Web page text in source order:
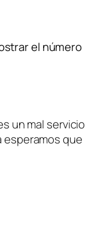
el número
un mal servicio
que